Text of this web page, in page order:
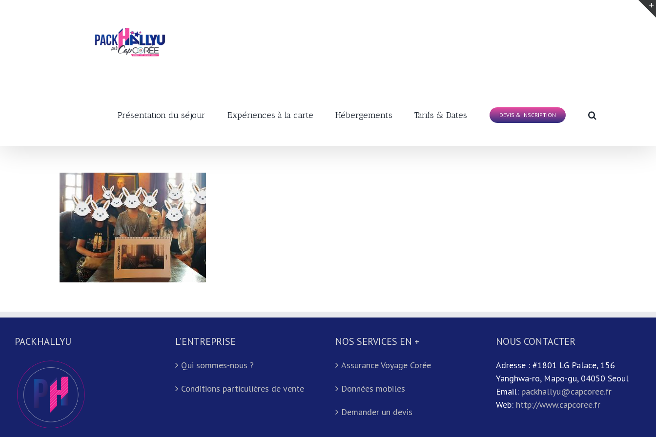
Présentation du séjour Expériences à la carte Hébergements Tarifs & Dates DEVIS & INSCRIPTION
PACKHALLYU L’ENTREPRISE
Qui sommes-nous ?
Conditions particulières de vente
NOS SERVICES EN +
Assurance Voyage Corée
Données mobiles
Demander un devis
NOUS CONTACTER
Adresse : #1801 LG Palace, 156
Yanghwa-ro, Mapo-gu, 04050 Seoul
Email: packhallyu@capcoree.fr
Web: http://www.capcoree.fr